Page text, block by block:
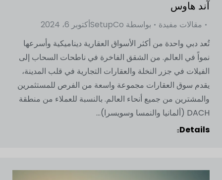
آند هاوس
مقالات مفيدة بواسطة SetupCoأكتوبر 6، 2024
تُعد دبي واحدة من أكثر الأسواق العقارية ديناميكية وأسرعها
نمواً في العالم. من الشقق الفاخرة في ناطحات السحاب إلى
الفيلات في جزر النخلة والعقارات التجارية في قلب المدينة،
يقدم سوق العقارات مجموعة واسعة من الفرص للمستثمرين
والمشترين من جميع أنحاء العالم. بالنسبة للعملاء من منطقة
DACH (ألمانيا والنمسا وسويسرا)...
Details